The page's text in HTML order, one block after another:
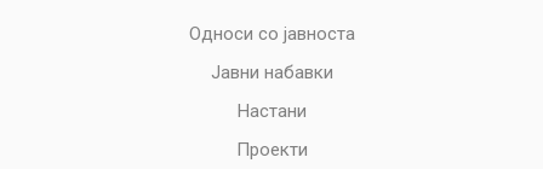
Односи со јавноста
Јавни набавки
Настани
Проекти